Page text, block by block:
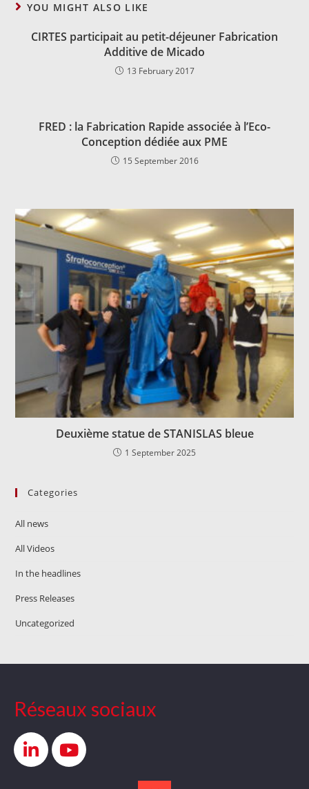
YOU MIGHT ALSO LIKE
CIRTES participait au petit-déjeuner Fabrication
Additive de Micado
13 February 2017
FRED : la Fabrication Rapide associée à l’Eco-
Conception dédiée aux PME
15 September 2016
Deuxième statue de STANISLAS bleue
1 September 2025
Categories
All news
All Videos
In the headlines
Press Releases
Uncategorized
Réseaux sociaux